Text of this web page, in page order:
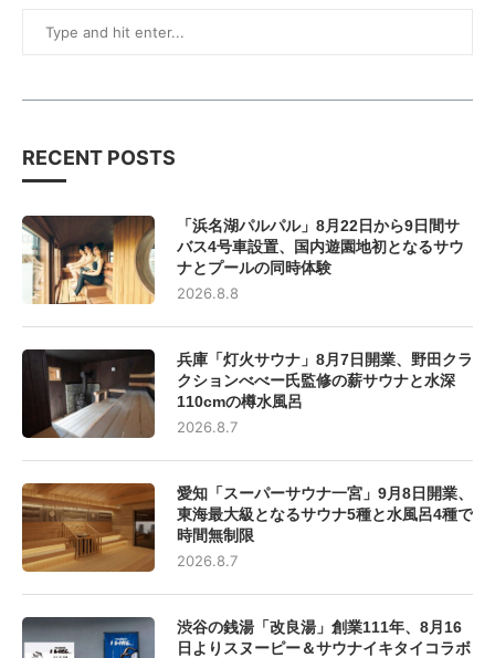
RECENT POSTS
「浜名湖パルパル」8月22日から9日間サ
バス4号車設置、国内遊園地初となるサウ
ナとプールの同時体験
2026.8.8
兵庫「灯火サウナ」8月7日開業、野田クラ
クションべべー氏監修の薪サウナと水深
110cmの樽水風呂
2026.8.7
愛知「スーパーサウナ一宮」9月8日開業、
東海最大級となるサウナ5種と水風呂4種で
時間無制限
2026.8.7
渋谷の銭湯「改良湯」創業111年、8月16
日よりスヌーピー＆サウナイキタイコラボ